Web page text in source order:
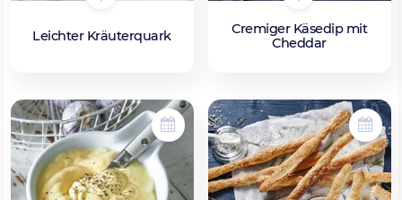
Leichter Kräuterquark
Cremiger Käsedip mit
Cheddar